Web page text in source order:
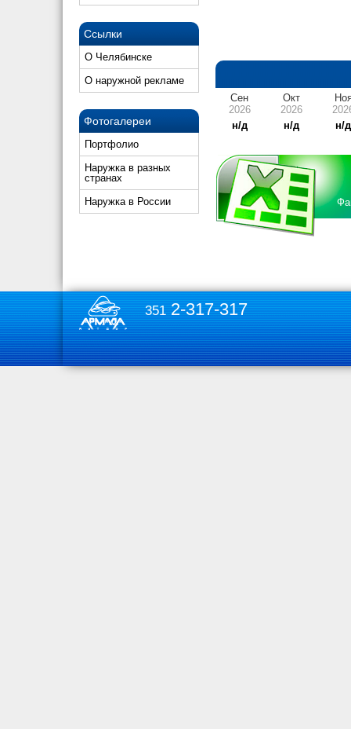
Ссылки
О Челябинске
О наружной рекламе
Фотогалереи
Портфолио
Наружка в разных
странах
Наружка в России
Сен
2026
н/д
Окт
2026
н/д
н/д
3512-317-317